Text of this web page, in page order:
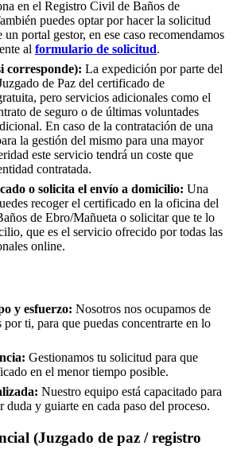
en el Registro Civil de Baños de
puedes optar por hacer la solicitud
un portal gestor, en ese caso recomendamos
al formulario de solicitud.
corresponde): La expedición por parte del
de Paz del certificado de
pero servicios adicionales como el
de seguro o de últimas voluntades
En caso de la contratación de una
la gestión del mismo para una mayor
este servicio tendrá un coste que
contratada.
o solicita el envío a domicilio: Una
recoger el certificado en la oficina del
de Ebro/Mañueta o solicitar que te lo
que es el servicio ofrecido por todas las
online.
y esfuerzo: Nosotros nos ocupamos de
por ti, para que puedas concentrarte en lo
Gestionamos tu solicitud para que
en el menor tiempo posible.
Nuestro equipo está capacitado para
duda y guiarte en cada paso del proceso.
(Juzgado de paz / registro